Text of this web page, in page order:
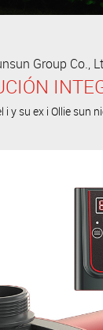
Group Co.,
i y su ex i Ollie sun